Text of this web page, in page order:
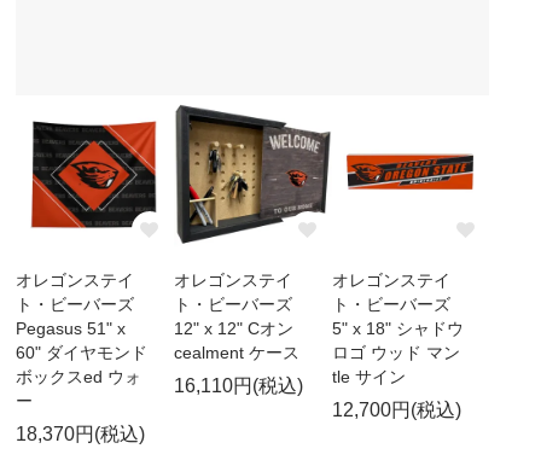
オレゴンステイ
ト・ビーバーズ
Pegasus 51" x
60" ダイヤモンド
ボックスed ウォ
ー
18,370円(税込)
オレゴンステイ
ト・ビーバーズ
12" x 12" Cオン
cealment ケース
16,110円(税込)
オレゴンステイ
ト・ビーバーズ
5" x 18" シャドウ
ロゴ ウッド マン
tle サイン
12,700円(税込)